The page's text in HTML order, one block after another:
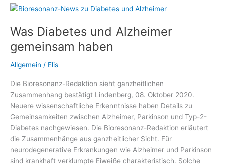
Snacks
Was Diabetes und Alzheimer
gemeinsam haben
Allgemein / Elis
Die Bioresonanz-Redaktion sieht ganzheitlichen
Zusammenhang bestätigt Lindenberg, 08. Oktober 2020.
Neuere wissenschaftliche Erkenntnisse haben Details zu
Gemeinsamkeiten zwischen Alzheimer, Parkinson und Typ-2-
Diabetes nachgewiesen. Die Bioresonanz-Redaktion erläutert
die Zusammenhänge aus ganzheitlicher Sicht. Für
neurodegenerative Erkrankungen wie Alzheimer und Parkinson
sind krankhaft verklumpte Eiweiße charakteristisch. Solche